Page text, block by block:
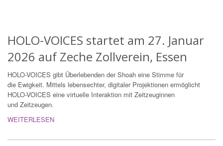
HOLO-VOICES startet am 27. Januar
2026 auf Zeche Zollverein, Essen
HOLO-VOICES gibt Überlebenden der Shoah eine Stimme für
die Ewigkeit. Mittels lebensechter, digitaler Projektionen ermöglicht
HOLO-VOICES eine virtuelle Interaktion mit Zeitzeuginnen
und Zeitzeugen.
WEITERLESEN